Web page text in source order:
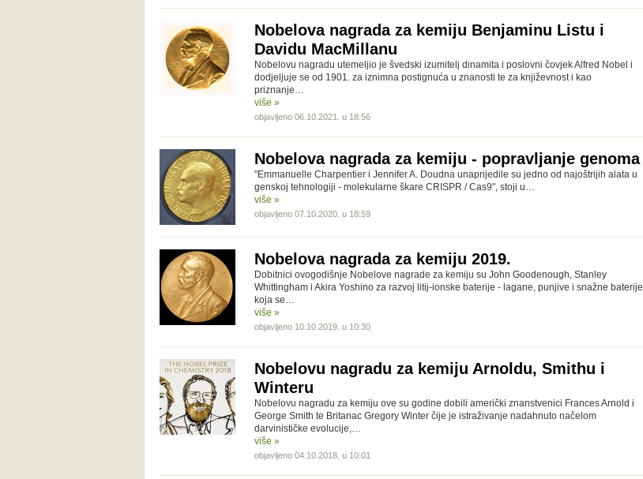
Nobelova nagrada za kemiju Benjaminu Listu i
Davidu MacMillanu
Nobelovu nagradu utemeljio je švedski izumitelj dinamita i poslovni čovjek Alfred Nobel i
dodjeljuje se od 1901. za iznimna postignuća u znanosti te za književnost i kao
priznanje…
više »
objavljeno 06.10.2021. u 18:56
Nobelova nagrada za kemiju - popravljanje genoma
"Emmanuelle Charpentier i Jennifer A. Doudna unaprijedile su jedno od najoštrijih alata u
genskoj tehnologiji - molekularne škare CRISPR / Cas9", stoji u…
više »
objavljeno 07.10.2020. u 18:59
Nobelova nagrada za kemiju 2019.
Dobitnici ovogodišnje Nobelove nagrade za kemiju su John Goodenough, Stanley
Whittingham i Akira Yoshino za razvoj litij-ionske baterije - lagane, punjive i snažne baterije
koja se…
više »
objavljeno 10.10.2019. u 10:30
Nobelovu nagradu za kemiju Arnoldu, Smithu i
Winteru
Nobelovu nagradu za kemiju ove su godine dobili američki znanstvenici Frances Arnold i
George Smith te Britanac Gregory Winter čije je istraživanje nadahnuto načelom
darvinističke evolucije,…
više »
objavljeno 04.10.2018. u 10:01